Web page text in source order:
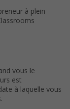
à plein
vous le
est
à laquelle vous